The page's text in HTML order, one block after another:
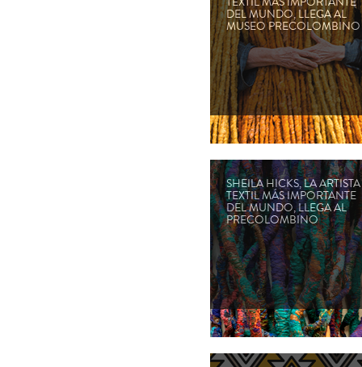
DEL MUNDO, LLEGA AL
MUSEO PRECOLOMBINO
SHEILA HICKS, LA ARTISTA
TEXTIL MÁS IMPORTANTE
DEL MUNDO, LLEGA AL
PRECOLOMBINO